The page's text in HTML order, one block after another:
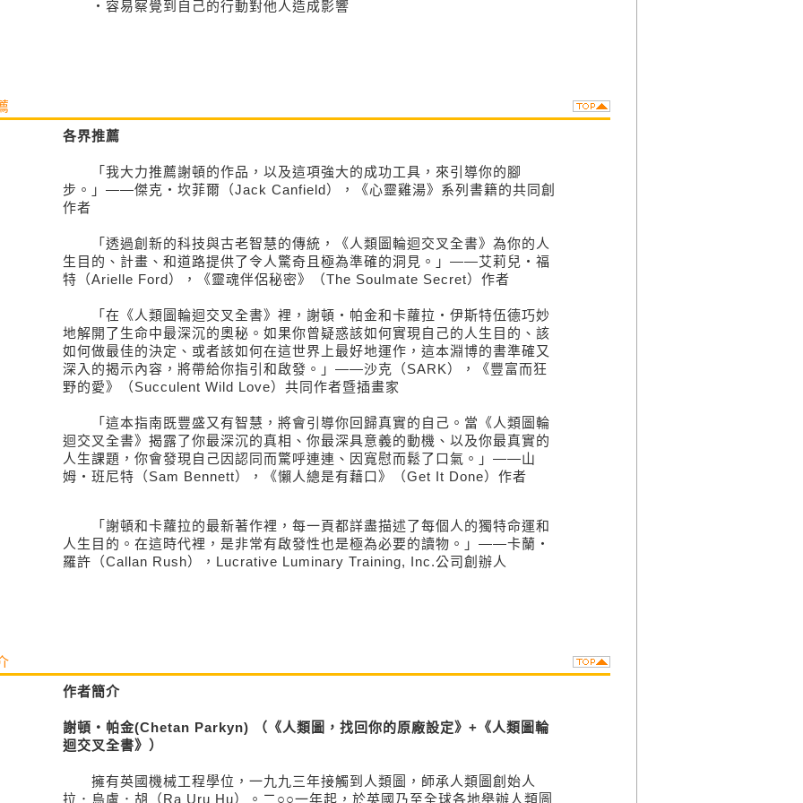
・容易察覺到自己的行動對他人造成影響
各界推薦
「我大力推薦謝頓的作品，以及這項強大的成功工具，來引導你的腳
步。」——傑克‧坎菲爾（Jack Canfield），《心靈雞湯》系列書籍的共同創
作者
「透過創新的科技與古老智慧的傳統，《人類圖輪迴交叉全書》為你的人
生目的、計畫、和道路提供了令人驚奇且極為準確的洞見。」——艾莉兒‧福
特（Arielle Ford），《靈魂伴侶秘密》（The Soulmate Secret）作者
「在《人類圖輪迴交叉全書》裡，謝頓‧帕金和卡蘿拉‧伊斯特伍德巧妙
地解開了生命中最深沉的奧秘。如果你曾疑惑該如何實現自己的人生目的、該
如何做最佳的決定、或者該如何在這世界上最好地運作，這本淵博的書準確又
深入的揭示內容，將帶給你指引和啟發。」——沙克（SARK），《豐富而狂
野的愛》（Succulent Wild Love）共同作者暨插畫家
「這本指南既豐盛又有智慧，將會引導你回歸真實的自己。當《人類圖輪
迴交叉全書》揭露了你最深沉的真相、你最深具意義的動機、以及你最真實的
人生課題，你會發現自己因認同而驚呼連連、因寬慰而鬆了口氣。」——山
姆‧班尼特（Sam Bennett），《懶人總是有藉口》（Get It Done）作者
「謝頓和卡蘿拉的最新著作裡，每一頁都詳盡描述了每個人的獨特命運和
人生目的。在這時代裡，是非常有啟發性也是極為必要的讀物。」——卡蘭‧
羅許（Callan Rush），Lucrative Luminary Training, Inc.公司創辦人
作者簡介
謝頓‧帕金(Chetan Parkyn) （《人類圖，找回你的原廠設定》+《人類圖輪
迴交叉全書》）
擁有英國機械工程學位，一九九三年接觸到人類圖，師承人類圖創始人
拉．烏盧．胡（Ra Uru Hu）。二○○一年起，於英國乃至全球各地舉辦人類圖